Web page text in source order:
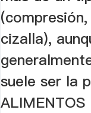
cizalla),
suele ser la
ALIMENTOS